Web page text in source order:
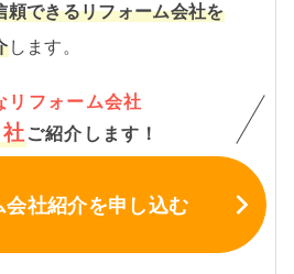
頼できるリフォーム会社を
します。
リフォーム会社
社 ご紹介します！
会社紹介を申し込む